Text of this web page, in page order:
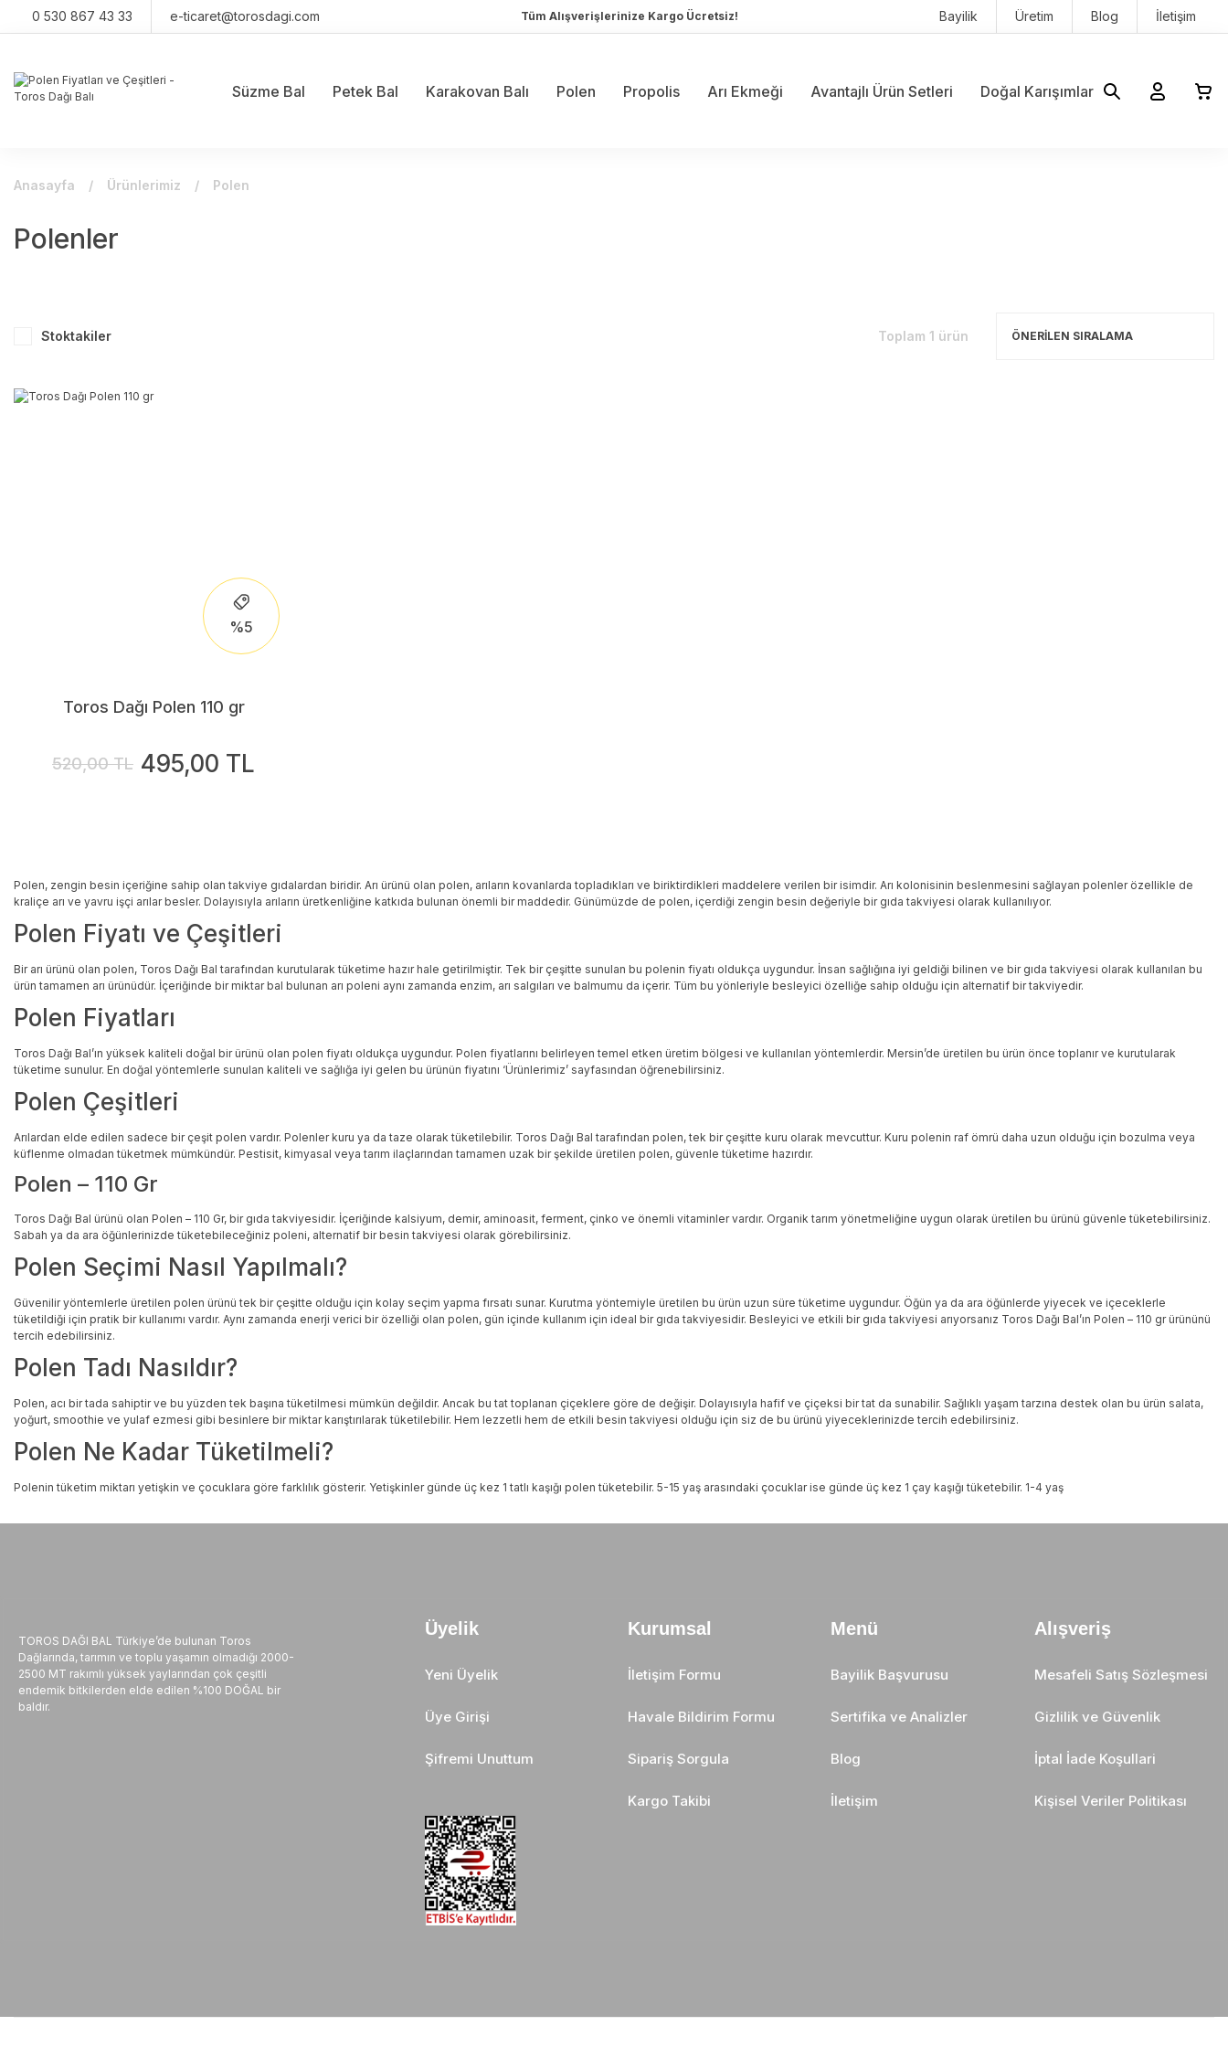
0 530 867 43 33 e-ticaret@torosdagi.com Tüm Alışverişlerinize Kargo Ücretsiz! Bayilik Üretim Blog İletişim
Süzme Bal Petek Bal Karakovan Balı Polen Propolis Arı Ekmeği Avantajlı Ürün Setleri Doğal Karışımlar
Anasayfa Ürünlerimiz Polen
Polenler
Stoktakiler Toplam 1 ürün
%5
Toros Dağı Polen 110 gr
520,00 TL 495,00 TL
Polen, zengin besin içeriğine sahip olan takviye gıdalardan biridir. Arı ürünü olan polen, arıların kovanlarda topladıkları ve biriktirdikleri maddelere verilen bir isimdir. Arı kolonisinin beslenmesini sağlayan polenler özellikle de
kraliçe arı ve yavru işçi arılar besler. Dolayısıyla arıların üretkenliğine katkıda bulunan önemli bir maddedir. Günümüzde de polen, içerdiği zengin besin değeriyle bir gıda takviyesi olarak kullanılıyor.
Polen Fiyatı ve Çeşitleri
Bir arı ürünü olan polen, Toros Dağı Bal tarafından kurutularak tüketime hazır hale getirilmiştir. Tek bir çeşitte sunulan bu polenin fiyatı oldukça uygundur. İnsan sağlığına iyi geldiği bilinen ve bir gıda takviyesi olarak kullanılan bu
ürün tamamen arı ürünüdür. İçeriğinde bir miktar bal bulunan arı poleni aynı zamanda enzim, arı salgıları ve balmumu da içerir. Tüm bu yönleriyle besleyici özelliğe sahip olduğu için alternatif bir takviyedir.
Polen Fiyatları
Toros Dağı Bal’ın yüksek kaliteli doğal bir ürünü olan polen fiyatı oldukça uygundur. Polen fiyatlarını belirleyen temel etken üretim bölgesi ve kullanılan yöntemlerdir. Mersin’de üretilen bu ürün önce toplanır ve kurutularak
tüketime sunulur. En doğal yöntemlerle sunulan kaliteli ve sağlığa iyi gelen bu ürünün fiyatını ‘Ürünlerimiz’ sayfasından öğrenebilirsiniz.
Polen Çeşitleri
Arılardan elde edilen sadece bir çeşit polen vardır. Polenler kuru ya da taze olarak tüketilebilir. Toros Dağı Bal tarafından polen, tek bir çeşitte kuru olarak mevcuttur. Kuru polenin raf ömrü daha uzun olduğu için bozulma veya
küflenme olmadan tüketmek mümkündür. Pestisit, kimyasal veya tarım ilaçlarından tamamen uzak bir şekilde üretilen polen, güvenle tüketime hazırdır.
Polen – 110 Gr
Toros Dağı Bal ürünü olan Polen – 110 Gr, bir gıda takviyesidir. İçeriğinde kalsiyum, demir, aminoasit, ferment, çinko ve önemli vitaminler vardır. Organik tarım yönetmeliğine uygun olarak üretilen bu ürünü güvenle tüketebilirsiniz.
Sabah ya da ara öğünlerinizde tüketebileceğiniz poleni, alternatif bir besin takviyesi olarak görebilirsiniz.
Polen Seçimi Nasıl Yapılmalı?
Güvenilir yöntemlerle üretilen polen ürünü tek bir çeşitte olduğu için kolay seçim yapma fırsatı sunar. Kurutma yöntemiyle üretilen bu ürün uzun süre tüketime uygundur. Öğün ya da ara öğünlerde yiyecek ve içeceklerle
tüketildiği için pratik bir kullanımı vardır. Aynı zamanda enerji verici bir özelliği olan polen, gün içinde kullanım için ideal bir gıda takviyesidir. Besleyici ve etkili bir gıda takviyesi arıyorsanız Toros Dağı Bal’ın Polen – 110 gr ürününü
tercih edebilirsiniz.
Polen Tadı Nasıldır?
Polen, acı bir tada sahiptir ve bu yüzden tek başına tüketilmesi mümkün değildir. Ancak bu tat toplanan çiçeklere göre de değişir. Dolayısıyla hafif ve çiçeksi bir tat da sunabilir. Sağlıklı yaşam tarzına destek olan bu ürün salata,
yoğurt, smoothie ve yulaf ezmesi gibi besinlere bir miktar karıştırılarak tüketilebilir. Hem lezzetli hem de etkili besin takviyesi olduğu için siz de bu ürünü yiyeceklerinizde tercih edebilirsiniz.
Polen Ne Kadar Tüketilmeli?
Polenin tüketim miktarı yetişkin ve çocuklara göre farklılık gösterir. Yetişkinler günde üç kez 1 tatlı kaşığı polen tüketebilir. 5-15 yaş arasındaki çocuklar ise günde üç kez 1 çay kaşığı tüketebilir. 1-4 yaş
TOROS DAĞI BAL Türkiye’de bulunan Toros
Dağlarında, tarımın ve toplu yaşamın olmadığı 2000-
2500 MT rakımlı yüksek yaylarından çok çeşitli
endemik bitkilerden elde edilen %100 DOĞAL bir
baldır.
Üyelik
Yeni Üyelik
Üye Girişi
Şifremi Unuttum
Kurumsal
İletişim Formu
Havale Bildirim Formu
Sipariş Sorgula
Kargo Takibi
Menü
Bayilik Başvurusu
Sertifika ve Analizler
Blog
İletişim
Alışveriş
Mesafeli Satış Sözleşmesi
Gizlilik ve Güvenlik
İptal İade Koşullari
Kişisel Veriler Politikası